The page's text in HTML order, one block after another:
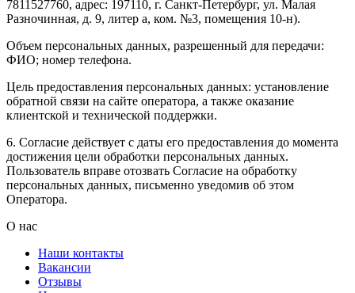
7811527760, адрес: 197110, г. Санкт-Петербург, ул. Малая
Разночинная, д. 9, литер а, ком. №3, помещения 10-н).
Объем персональных данных, разрешенный для передачи:
ФИО; номер телефона.
Цель предоставления персональных данных: установление
обратной связи на сайте оператора, а также оказание
клиентской и технической поддержки.
6. Согласие действует с даты его предоставления до момента
достижения цели обработки персональных данных.
Пользователь вправе отозвать Согласие на обработку
персональных данных, письменно уведомив об этом
Оператора.
О нас
Наши контакты
Вакансии
Отзывы